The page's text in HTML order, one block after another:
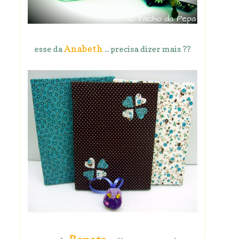
esse daAnabeth ... precisa dizer mais ??